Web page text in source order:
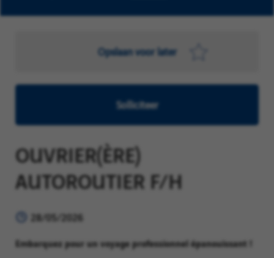
Opslaan voor later
Solliciteer
OUVRIER(ÈRE)
AUTOROUTIER F/H
28/05/2026
Embarquez pour un voyage professionnel épanouissant !